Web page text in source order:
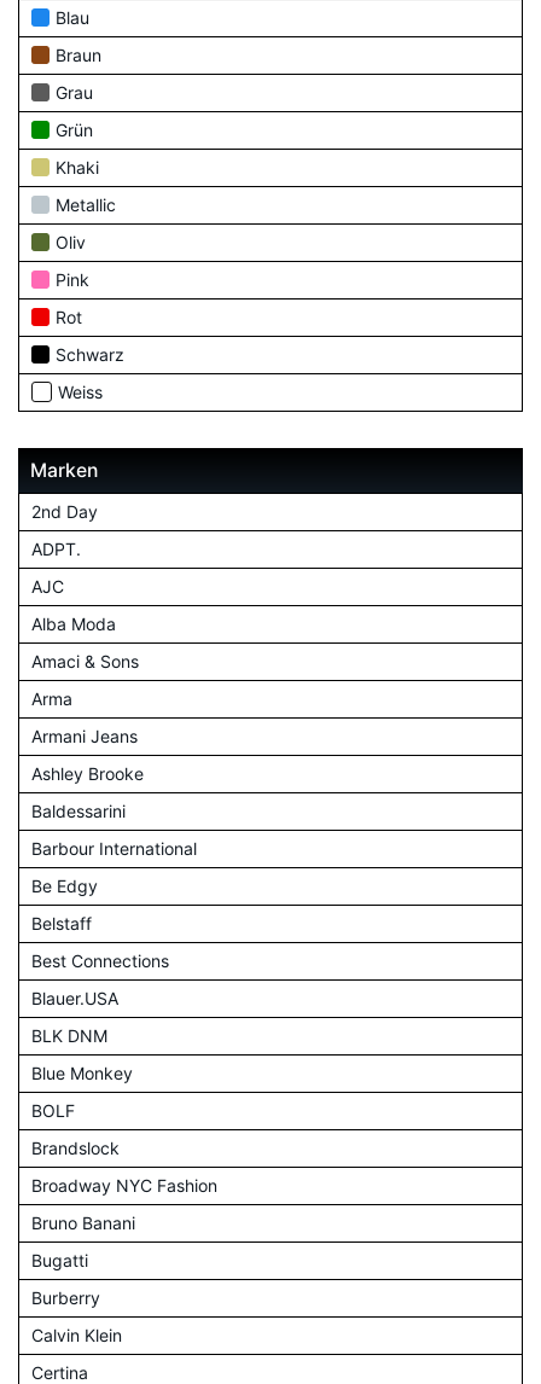
Blau
Braun
Grau
Grün
Khaki
Metallic
Oliv
Pink
Rot
Schwarz
Weiss
Marken
2nd Day
ADPT.
AJC
Alba Moda
Amaci & Sons
Arma
Armani Jeans
Ashley Brooke
Baldessarini
Barbour International
Be Edgy
Belstaff
Best Connections
Blauer.USA
BLK DNM
Blue Monkey
BOLF
Brandslock
Broadway NYC Fashion
Bruno Banani
Bugatti
Burberry
Calvin Klein
Certina